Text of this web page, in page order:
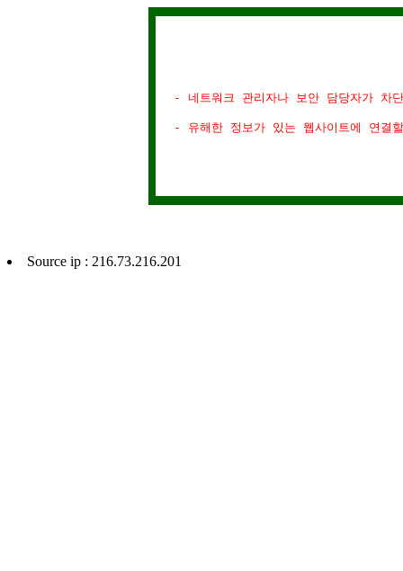
- 네트워크 관리자나 보안 담당자가 차
- 유해한 정보가 있는 웹사이트에 연결
Source ip : 216.73.216.201